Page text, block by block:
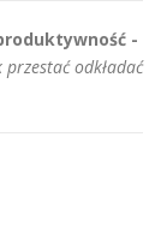
-
odkładać